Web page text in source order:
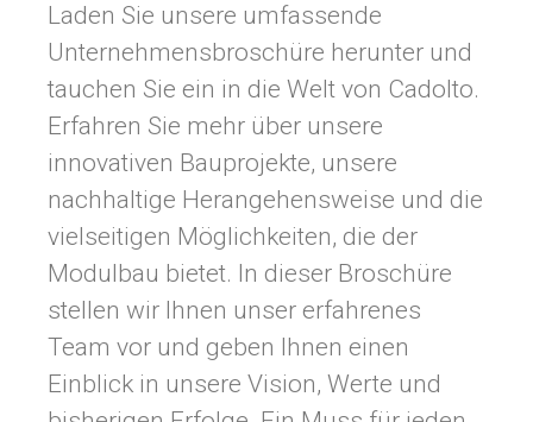
Laden Sie unsere umfassende
Unternehmensbroschüre herunter und
tauchen Sie ein in die Welt von Cadolto.
Erfahren Sie mehr über unsere
innovativen Bauprojekte, unsere
nachhaltige Herangehensweise und die
vielseitigen Möglichkeiten, die der
Modulbau bietet. In dieser Broschüre
stellen wir Ihnen unser erfahrenes
Team vor und geben Ihnen einen
Einblick in unsere Vision, Werte und